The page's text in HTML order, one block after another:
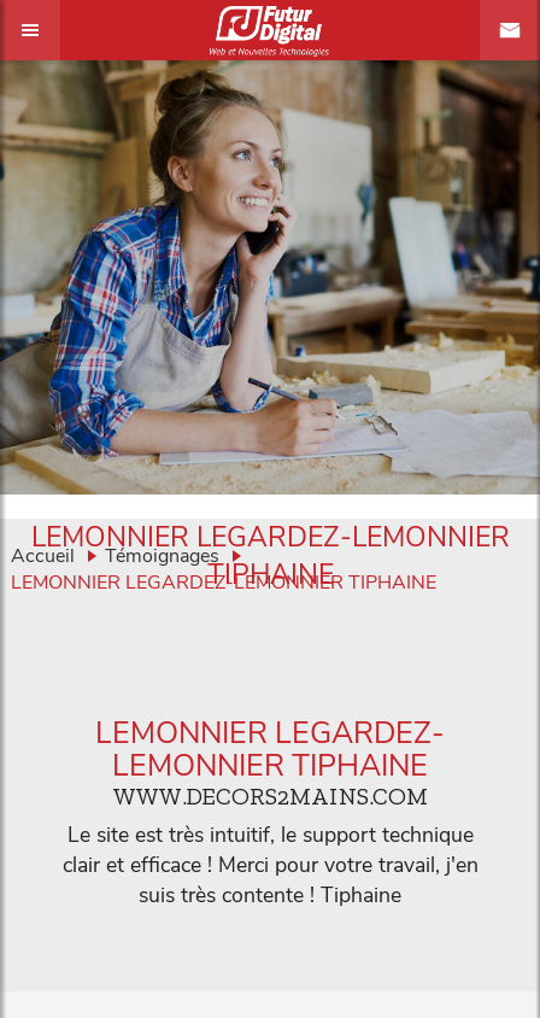
Accueil
Témoignages
LEMONNIER LEGARDEZ-LEMONNIER TIPHAINE
LEMONNIER LEGARDEZ-LEMONNIER
TIPHAINE
LEMONNIER LEGARDEZ-
LEMONNIER TIPHAINE
WWW.DECORS2MAINS.COM
Le site est très intuitif, le support technique
clair et efficace ! Merci pour votre travail, j'en
suis très contente ! Tiphaine